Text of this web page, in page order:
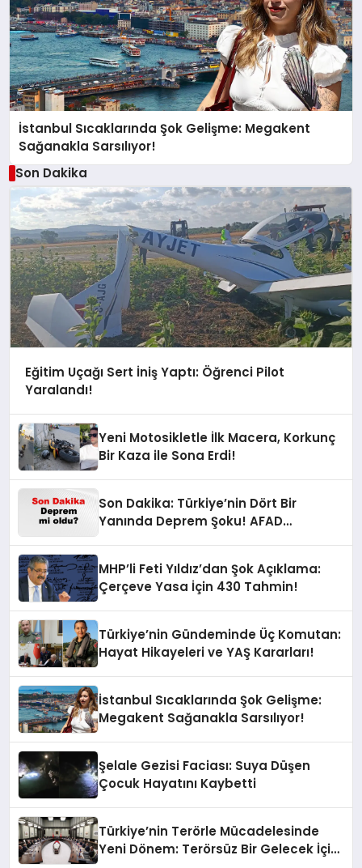
İstanbul Sıcaklarında Şok Gelişme: Megakent
Sağanakla Sarsılıyor!
Son Dakika
Eğitim Uçağı Sert İniş Yaptı: Öğrenci Pilot
Yaralandı!
Yeni Motosikletle İlk Macera, Korkunç
Bir Kaza ile Sona Erdi!
Son Dakika: Türkiye’nin Dört Bir
Yanında Deprem Şoku! AFAD
MHP’li Feti Yıldız’dan Şok Açıklama:
Çerçeve Yasa İçin 430 Tahmin!
Türkiye’nin Gündeminde Üç Komutan:
Hayat Hikayeleri ve YAŞ Kararları!
İstanbul Sıcaklarında Şok Gelişme:
Megakent Sağanakla Sarsılıyor!
Şelale Gezisi Faciası: Suya Düşen
Çocuk Hayatını Kaybetti
Türkiye’nin Terörle Mücadelesinde
Yeni Dönem: Terörsüz Bir Gelecek İçin